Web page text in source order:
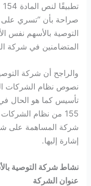
صراحة بأن “تسري على
التوصية بالأسهم نفس
المتضامنين في شركة
والراجح أن شركة
نصوص نظام الشركات
تأسيس كما هو الحال
155 من نظام
شركة المساهمة على
إشارة إليها.
نشاط شركة التوصية
عنوان الشركة